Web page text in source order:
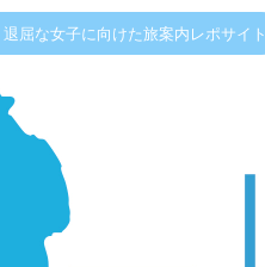
屈な女子に向けた旅案内レポサイト